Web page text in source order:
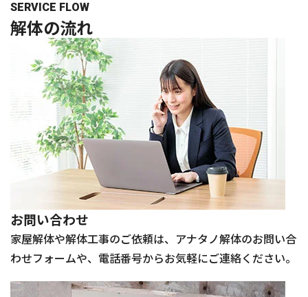
SERVICE FLOW
解体の流れ
お問い合わせ
家屋解体や解体工事のご依頼は、アナタノ解体のお問い合
わせフォームや、電話番号からお気軽にご連絡ください。